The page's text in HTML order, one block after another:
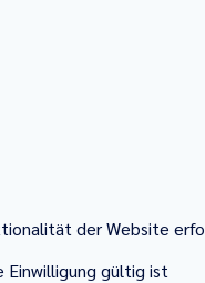
der Website
gültig ist